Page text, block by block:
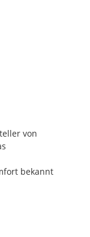
von
bekannt